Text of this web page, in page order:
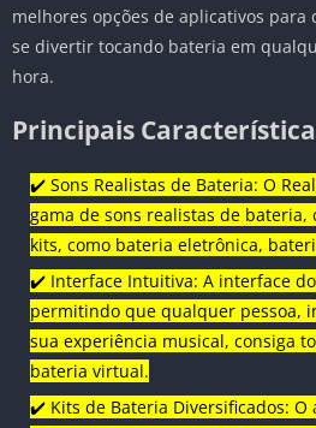
melhores opções de aplicativos
se divertir tocando bateria em
hora.
Principais
✔️ Sons Realistas de Bateria: O
gama de sons realistas de
kits, como bateria eletrônica,
✔️ Interface Intuitiva: A interface
permitindo que qualquer pessoa,
sua experiência musical, consiga
bateria virtual.
✔️ Kits de Bateria Diversificados: O